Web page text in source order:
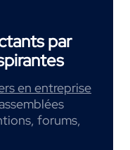
par
en entreprise
forums,